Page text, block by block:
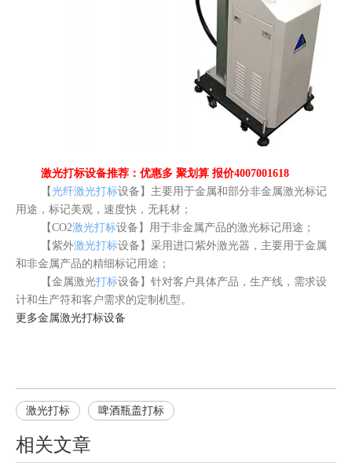
激光打标设备推荐：优惠多 聚划算 报价4007001618
【 光纤激光打标设备】主要用于金属和部分非金属激光标记
用途，标记美观，速度快，无耗材；
【CO2激光打标设备】用于非金属产品的激光标记用途；
【紫外激光打标设备】采用进口紫外激光器，主要用于金属
和非金属产品的精细标记用途；
【金属激光打标设备】针对客户具体产品，生产线，需求设
计和生产符和客户需求的定制机型。
更多金属激光打标设备
激光打标 啤酒瓶盖打标
相关文章